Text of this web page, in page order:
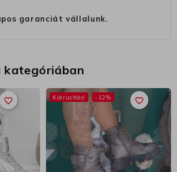
garanciát vállalunk.
kategóriában
favorite_border favorite_border
Kiárusítás! -12%